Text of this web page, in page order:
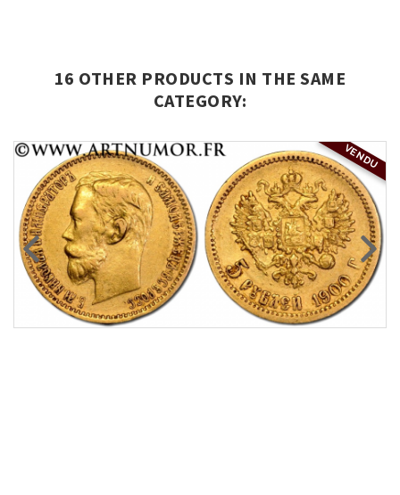
16 OTHER PRODUCTS IN THE SAME
CATEGORY:
VENDU